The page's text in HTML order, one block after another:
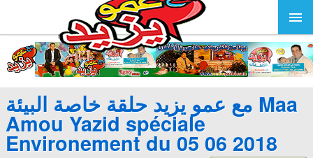
مع عمو يزيد حلقة خاصة البيئة Maa
Amou Yazid spéciale
Environement du 05 06 2018